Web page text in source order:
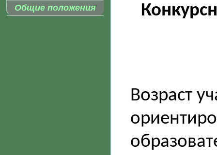
Общие положения
Возраст